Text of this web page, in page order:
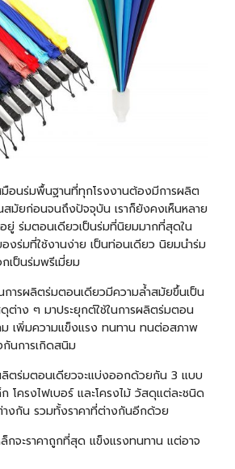
มือนร่มพื้นฐานที่ทุกโรงงานต้องมีการผลิต
สมัยก่อนจนถึงปัจจุบัน เราก็ยังคงเห็นหลาย
ยู่ ร่มตอนเดียวเป็นร่มที่นิยมมากที่สุดใน
ร่มที่ใช้งานง่าย เป็นท่อนเดียว นิยมนำร่ม
เป็นร่มพรีเมี่ยม
การผลิตร่มตอนเดียวมีความล้ำสมัยขึ้นเป็น
ต่าง ๆ มาประยุกต์ใช้ในการผลิตร่มตอน
ม เพิ่มความแข็งแรง ทนทาน ทนต่อสภาพ
นการเกิดสนิม
ตร่มตอนเดียวจะแบ่งออกด้วยกัน 3 แบบ
โครงไฟเบอร์ และโครงไม้ วัสดุแต่ละชนิด
กัน รวมทั้งราคาที่ต่างกันอีกด้วย
กจะราคาถูกที่สุด แข็งแรงทนทาน แต่อาจ